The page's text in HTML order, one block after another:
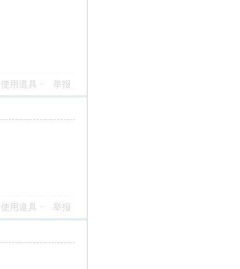
使用道具 举报
使用道具 举报